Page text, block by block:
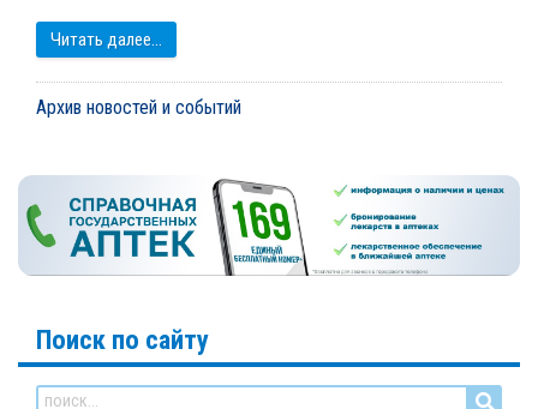
Читать далее...
Архив новостей и событий
Поиск по сайту